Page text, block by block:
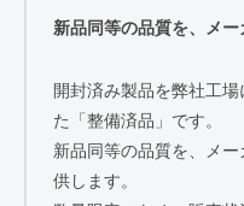
新品同等の品質を、メー
開封済み製品を弊社工
た「整備済品」です。
新品同等の品質を、メ
供します。